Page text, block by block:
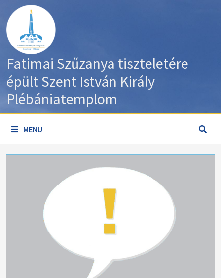
content
Fatimai Szűzanya tiszteletére
épült Szent István Király
Plébániatemplom
MENU